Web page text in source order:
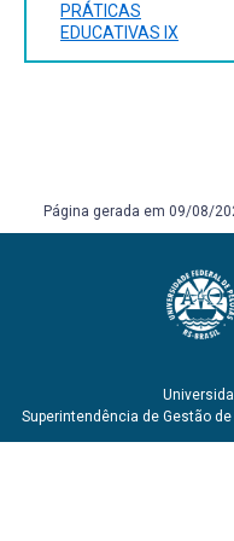
PRÁTICAS
EDUCATIVAS IX
Página gerada em 09/08/
Superintendência de Gestão